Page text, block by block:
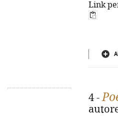
Link
4 -